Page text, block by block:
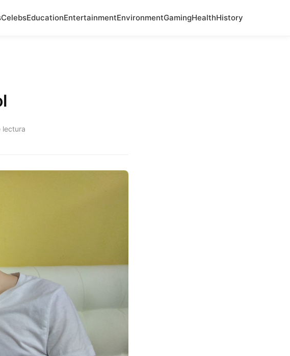
CelebsEducationEntertainmentEnvironmentGamingHealthHistory
lectura